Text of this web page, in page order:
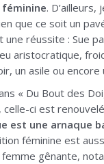
féminine.
que ce soit un
réussite : Sue
aristocratique,
un asile ou
« Du Bout des
ci est
est une arnaque
féminine est
gênante,